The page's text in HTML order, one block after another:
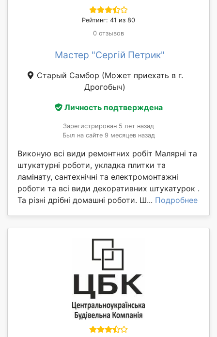
Рейтинг: 41 из 80
0 отзывов
Мастер "Сергій Петрик"
Старый Самбор (Может приехать в г.
Дрогобыч)
Личность подтверждена
Зарегистрирован 5 лет назад
Был на сайте 9 месяцев назад
Виконую всі види ремонтних робіт Малярні та
штукатурні роботи, укладка плитки та
ламінату, сантехнічні та електромонтажні
роботи та всі види декоративних штукатурок .
Та різні дрібні домашні роботи. Ш... Подробнее